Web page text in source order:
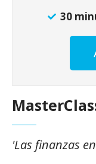
30
'Las finanzas